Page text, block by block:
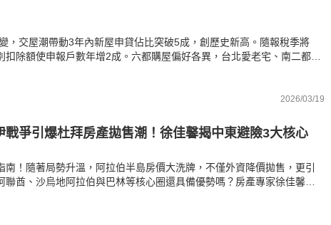
，交屋潮帶動3年內新屋申貸佔比突破5成，創歷史新高。隨報稅季將
扣除額使申報戶數年增2成。六都購屋偏好各異，台北愛老宅、南二都喜
2026/03/19
戰爭引爆杜拜房產拋售潮！徐佳馨揭中東避險3大核心
南！隨著局勢升溫，阿拉伯半島房價大洗牌，不僅外資降價拋售，更引
聯酋、沙烏地阿拉伯與巴林等核心圈還具備優勢嗎？房產專家徐佳馨詳